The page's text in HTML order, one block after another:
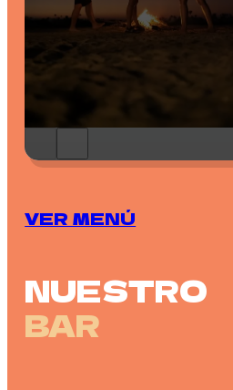
VER MENÚ
NUESTRO
BAR